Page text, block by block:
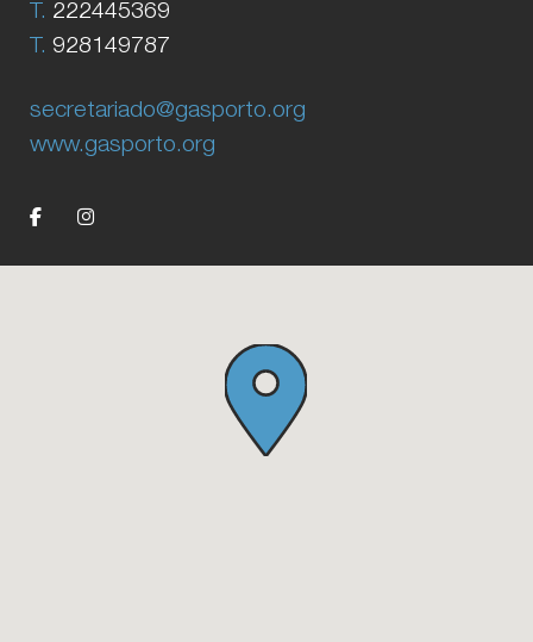
T. 222445369
T. 928149787
secretariado@gasporto.org
www.gasporto.org